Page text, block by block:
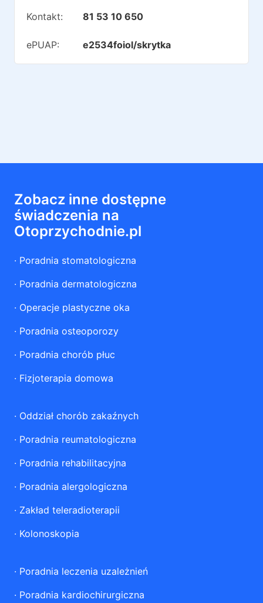
Kontakt: 81 53 10 650
ePUAP: e2534foiol/skrytka
Zobacz inne dostępne
świadczenia na
Otoprzychodnie.pl
· Poradnia stomatologiczna
· Poradnia dermatologiczna
· Operacje plastyczne oka
· Poradnia osteoporozy
· Poradnia chorób płuc
· Fizjoterapia domowa
· Oddział chorób zakaźnych
· Poradnia reumatologiczna
· Poradnia rehabilitacyjna
· Poradnia alergologiczna
· Zakład teleradioterapii
· Kolonoskopia
· Poradnia leczenia uzależnień
· Poradnia kardiochirurgiczna